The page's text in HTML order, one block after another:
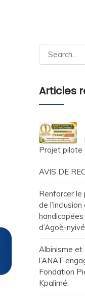
Search
for:
Articles
Projet pilote
AVIS DE
Renforcer le
de
d’Agoè-
Albinisme et
l’ANAT
Fondation
Kpalimé.